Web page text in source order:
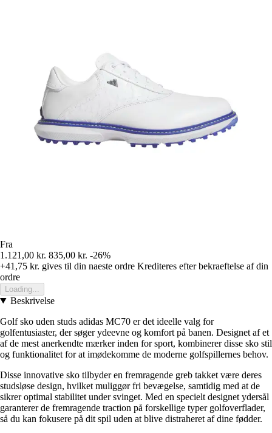
Fra
1.121,00 kr. 835,00 kr. -26%
+41,75 kr. gives til din naeste ordre Krediteres efter bekraeftelse af din
ordre
Loading...
Beskrivelse
Golf sko uden studs adidas MC70 er det ideelle valg for
golfentusiaster, der søger ydeevne og komfort på banen. Designet af et
af de mest anerkendte mærker inden for sport, kombinerer disse sko stil
og funktionalitet for at imødekomme de moderne golfspillernes behov.
Disse innovative sko tilbyder en fremragende greb takket være deres
studsløse design, hvilket muliggør fri bevægelse, samtidig med at de
sikrer optimal stabilitet under svinget. Med en specielt designet ydersål
garanterer de fremragende traction på forskellige typer golfoverflader,
så du kan fokusere på dit spil uden at blive distraheret af dine fødder.